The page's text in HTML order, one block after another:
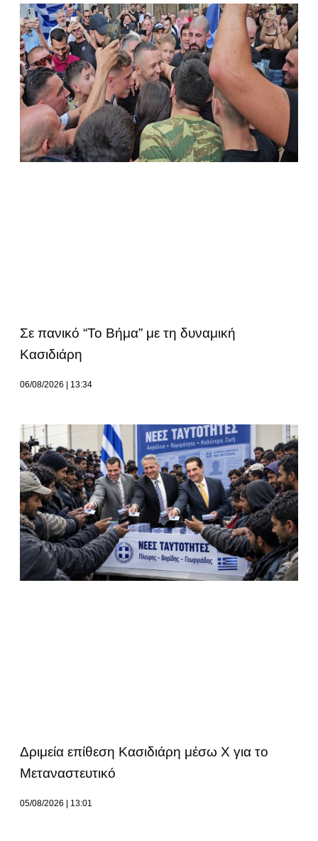
Σε πανικό “Το Βήμα” με τη δυναμική
Κασιδιάρη
06/08/2026 13:34
Δριμεία επίθεση Κασιδιάρη μέσω Χ για το
Μεταναστευτικό
05/08/2026 13:01